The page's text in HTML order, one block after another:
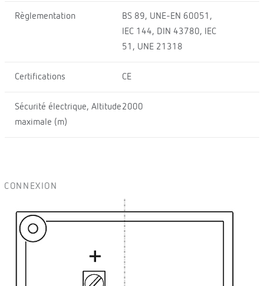
Règlementation
BS 89, UNE-EN 60051,
IEC 144, DIN 43780, IEC
51, UNE 21318
Certifications CE
Sécurité électrique, Altitude
maximale (m)
2000
CONNEXION